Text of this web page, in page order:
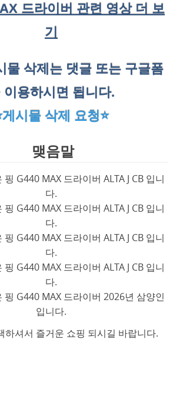
드라이버 관련 영상 더 보
기
물 삭제는 댓글 또는 구글폼
이용하시면 됩니다.
게시물 삭제 요청⭐
맺음말
G440 MAX 드라이버 ALTA J CB 입니
다.
G440 MAX 드라이버 ALTA J CB 입니
다.
G440 MAX 드라이버 ALTA J CB 입니
다.
G440 MAX 드라이버 ALTA J CB 입니
다.
핑 G440 MAX 드라이버 2026년 삼양인
입니다.
하셔서 즐거운 쇼핑 되시길 바랍니다.